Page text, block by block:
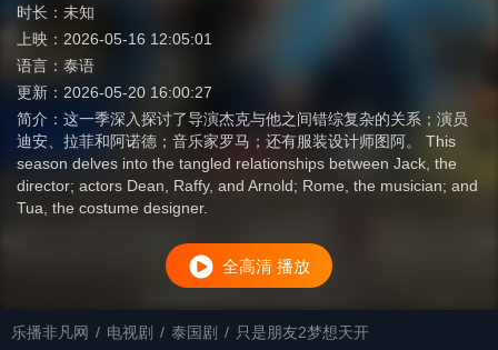
时长： 未知
上映： 2026-05-16 12:05:01
语言： 泰语
更新： 2026-05-20 16:00:27
简介： 这一季深入探讨了导演杰克与他之间错综复杂的关系；演员
迪安、拉菲和阿诺德；音乐家罗马；还有服装设计师图阿。 This
season delves into the tangled relationships between Jack, the
director; actors Dean, Raffy, and Arnold; Rome, the musician; and
Tua, the costume designer.
全高清 播放
乐播非凡网 / 电视剧 / 泰国剧 / 只是朋友2梦想天开